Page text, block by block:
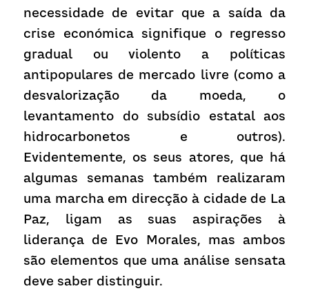
necessidade de evitar que a saída da
crise económica signifique o regresso
gradual ou violento a políticas
antipopulares de mercado livre (como a
desvalorização da moeda, o
levantamento do subsídio estatal aos
hidrocarbonetos e outros).
Evidentemente, os seus atores, que há
algumas semanas também realizaram
uma marcha em direcção à cidade de La
Paz, ligam as suas aspirações à
liderança de Evo Morales, mas ambos
são elementos que uma análise sensata
deve saber distinguir.